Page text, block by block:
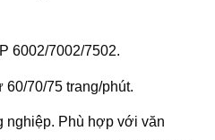
6002/7002/7502.
60/70/75 trang/phút.
nghiệp. Phù hợp với văn